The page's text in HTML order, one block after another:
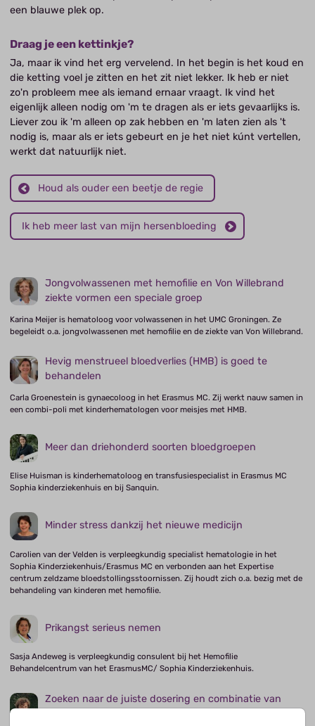
een blauwe plek op.
Draag je een kettinkje?
Ja, maar ik vind het erg vervelend. In het begin is het koud en
die ketting voel je zitten en het zit niet lekker. Ik heb er niet
zo'n probleem mee als iemand ernaar vraagt. Ik vind het
eigenlijk alleen nodig om 'm te dragen als er iets gevaarlijks is.
Liever zou ik 'm alleen op zak hebben en 'm laten zien als 't
nodig is, maar als er iets gebeurt en je het niet kúnt vertellen,
werkt dat natuurlijk niet.
Houd als ouder een beetje de regie
Ik heb meer last van mijn hersenbloeding
Jongvolwassenen met hemofilie en Von Willebrand
ziekte vormen een speciale groep
Karina Meijer is hematoloog voor volwassenen in het UMC Groningen. Ze
begeleidt o.a. jongvolwassenen met hemofilie en de ziekte van Von Willebrand.
Hevig menstrueel bloedverlies (HMB) is goed te
behandelen
Carla Groenestein is gynaecoloog in het Erasmus MC. Zij werkt nauw samen in
een combi-poli met kinderhematologen voor meisjes met HMB.
Meer dan driehonderd soorten bloedgroepen
Elise Huisman is kinderhematoloog en transfusiespecialist in Erasmus MC
Sophia kinderziekenhuis en bij Sanquin.
Minder stress dankzij het nieuwe medicijn
Carolien van der Velden is verpleegkundig specialist hematologie in het
Sophia Kinderziekenhuis/Erasmus MC en verbonden aan het Expertise
centrum zeldzame bloedstollingsstoornissen. Zij houdt zich o.a. bezig met de
behandeling van kinderen met hemofilie.
Prikangst serieus nemen
Sasja Andeweg is verpleegkundig consulent bij het Hemofilie
Behandelcentrum van het ErasmusMC/ Sophia Kinderziekenhuis.
Zoeken naar de juiste dosering en combinatie van